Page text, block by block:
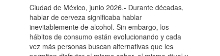
Ciudad de México, junio 2026.- Durante décadas,
hablar de cerveza significaba hablar
inevitablemente de alcohol. Sin embargo, los
hábitos de consumo están evolucionando y cada
vez más personas buscan alternativas que les